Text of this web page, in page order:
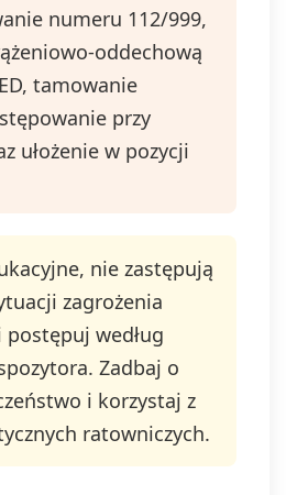
numeru 112/999,
tamowanie
przy
ułożenie w pozycji
nie zastępują
zagrożenia
postępuj według
Zadbaj o
i korzystaj z
ratowniczych.